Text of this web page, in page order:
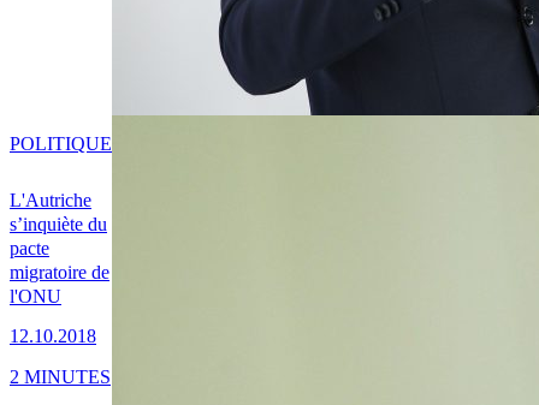
L'Autriche
s’inquiète du
pacte
migratoire de
l'ONU
12.10.2018
POLITIQUE
2 MINUTES